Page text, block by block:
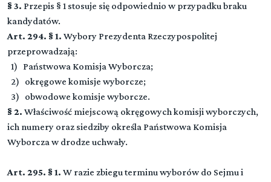
§ 3. Przepis § 1 stosuje się odpowiednio w przypadku braku
kandydatów.
Art. 294. § 1. Wybory Prezydenta Rzeczypospolitej
przeprowadzają:
1) Państwowa Komisja Wyborcza;
2) okręgowe komisje wyborcze;
3) obwodowe komisje wyborcze.
§ 2. Właściwość miejscową okręgowych komisji wyborczych,
ich numery oraz siedziby określa Państwowa Komisja
Wyborcza w drodze uchwały.
Art. 295. § 1. W razie zbiegu terminu wyborów do Sejmu i
Dział I (art. 0-0)
Przepisy wstępne
Rozdział 1 (art. 1 - 9)
Przepisy ogólne
Rozdział 2 (art. 10 - 11)
Rozdział 1 (art. 152 - 156)